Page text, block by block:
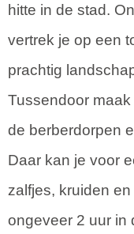
hitte in de stad.
vertrek je op een
prachtig
Tussendoor
de berberdorpen
Daar kan je voor
zalfjes, kruiden
ongeveer 2 uur in